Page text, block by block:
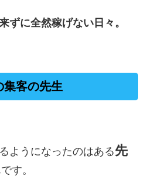
ずに全然稼げない日々。
集客の先生
ようになったのはある先
す。